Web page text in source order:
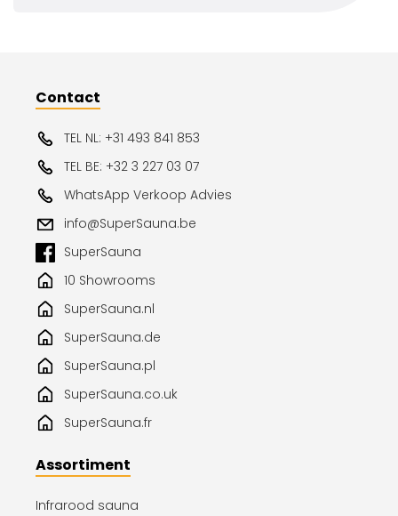
Contact
TEL NL: +31 493 841 853
TEL BE: +32 3 227 03 07
WhatsApp Verkoop Advies
info@SuperSauna.be
SuperSauna
10 Showrooms
SuperSauna.nl
SuperSauna.de
SuperSauna.pl
SuperSauna.co.uk
SuperSauna.fr
Assortiment
Infrarood sauna